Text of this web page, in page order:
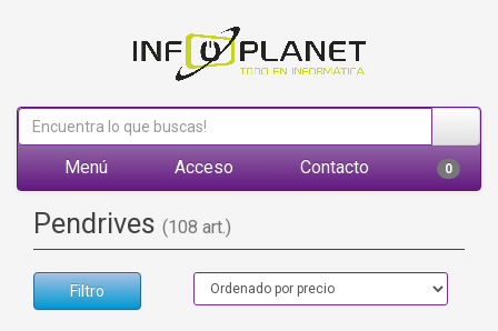
Menú Acceso Contacto 0
Pendrives (108 art.)
Filtro